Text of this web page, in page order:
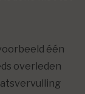
één
overleden